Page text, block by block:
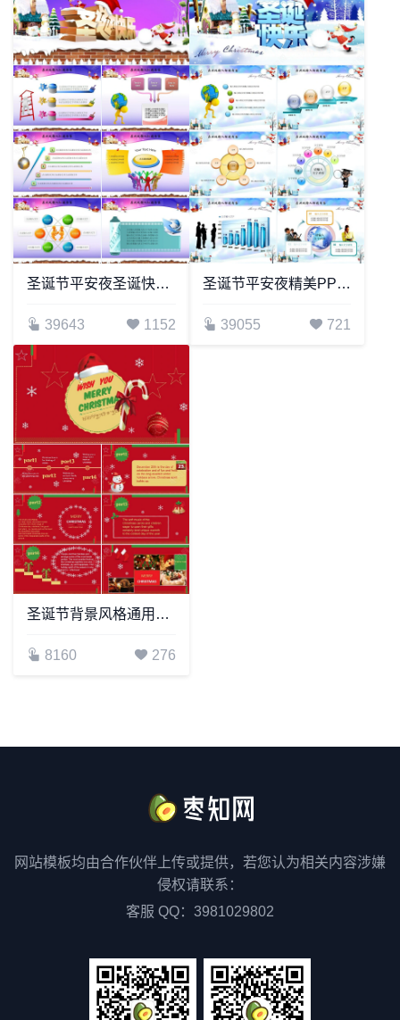
圣诞节平安夜圣诞快乐PPT模板
39643 1152
圣诞节平安夜精美PPT模板
39055 721
圣诞节背景风格通用PPT模板
8160 276
网站模板均由合作伙伴上传或提供，若您认为相关内容涉嫌
侵权请联系：
客服 QQ：3981029802